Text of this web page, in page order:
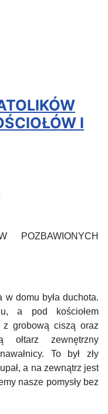
I
POZBAWIONYCH
domu była duchota.
a pod kościołem
z grobową ciszą oraz
ołtarz zewnętrzny
To był zły
a na zewnątrz jest
nasze pomysły bez